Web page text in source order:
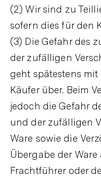
(2) Wir sind zu
sofern dies für den
(3) Die Gefahr des
der zufälligen
geht spätestens
Käufer über. Beim
jedoch die Gefahr
und der zufälligen
Ware sowie die
Übergabe der
Frachtführer oder